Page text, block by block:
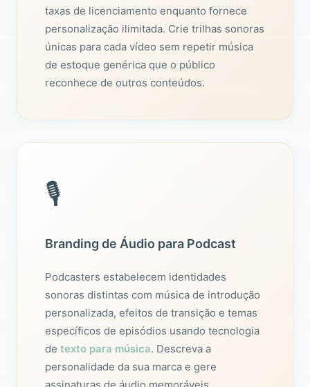
taxas de licenciamento enquanto fornece
personalização ilimitada. Crie trilhas sonoras
únicas para cada vídeo sem repetir música
de estoque genérica que o público
reconhece de outros conteúdos.
🎙️
Branding de Áudio para Podcast
Podcasters estabelecem identidades
sonoras distintas com música de introdução
personalizada, efeitos de transição e temas
específicos de episódios usando tecnologia
de texto para música. Descreva a
personalidade da sua marca e gere